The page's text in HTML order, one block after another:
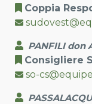
Coppia
PANFILI don
Consigliere
so-